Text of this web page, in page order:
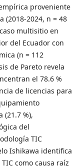
proveniente
(2018-2024, n = 48
multisitio en
del Ecuador con
(n = 112
de Pareto revela
el 78.6 %
de licencias para
(21.7 %),
del
TIC
Ishikawa identifica
como causa raíz